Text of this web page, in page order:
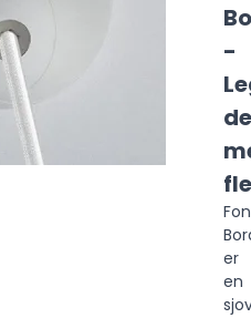
-
er
en